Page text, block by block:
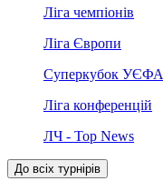
Ліга чемпіонів
Ліга Європи
Суперкубок УЄФА
Ліга конференцій
ЛЧ - Top News
До всіх турнірів